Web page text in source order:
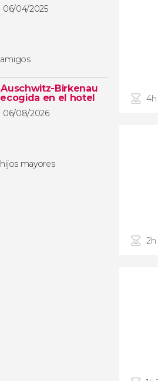
06/04/2025
Birkenau
en el hotel
06/08/2026
mayores
4h